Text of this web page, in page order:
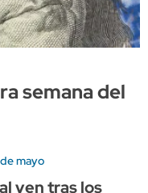
semana del
mayo
yen tras los